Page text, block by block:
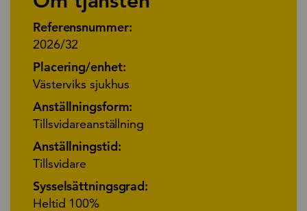
Referensnummer:
2026/32
Placering/enhet:
Västerviks sjukhus
Anställningsform:
Tillsvidareanställning
Anställningstid:
Tillsvidare
Sysselsättningsgrad:
Heltid 100%